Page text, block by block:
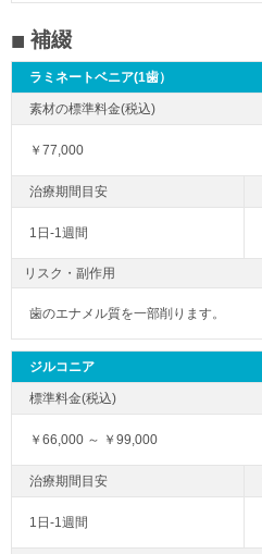
補綴
ラミネートベニア(1歯）
￥77,000
1日-1週間
リスク・副作用
歯のエナメル質を一部削ります。
ジルコニア
￥66,000 ～ ￥99,000
1日-1週間